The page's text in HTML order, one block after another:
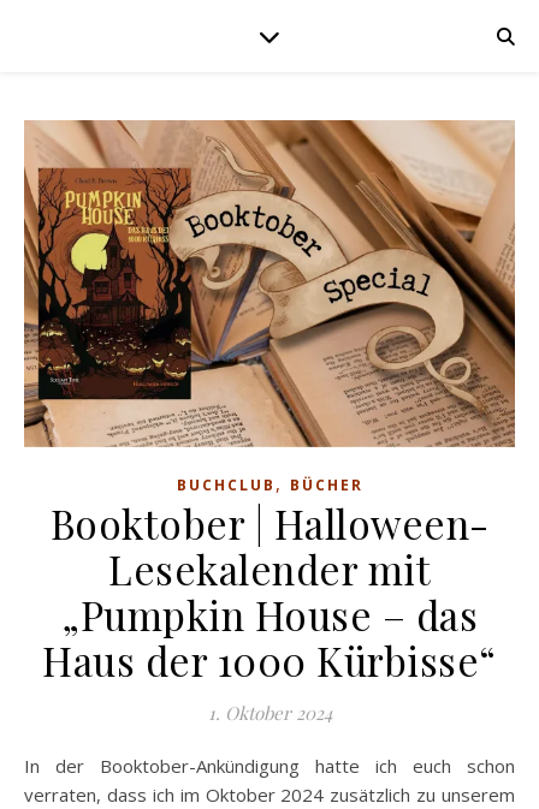
BUCHCLUB , BÜCHER
Booktober | Halloween-
Lesekalender mit
„Pumpkin House – das
Haus der 1000 Kürbisse“
1. Oktober 2024
In der Booktober-Ankündigung hatte ich euch schon
verraten, dass ich im Oktober 2024 zusätzlich zu unserem